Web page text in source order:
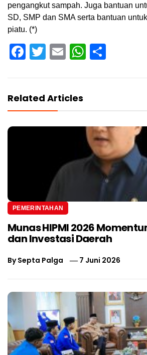
pengangkut sampah. Juga bantuan
SD, SMP dan SMA serta bantuan
piatu. (*)
Facebook
Twitter
Email
Related Articles
PEMERINTAHAN
Munas HIPMI 2026
dan Investasi Daerah
BySepta Palga 7 Juni 2026